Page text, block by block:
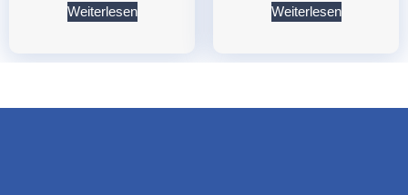
Weiterlesen Weiterlesen